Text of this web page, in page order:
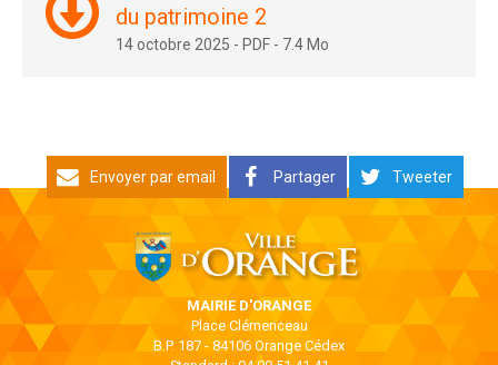
du patrimoine 2
14 octobre 2025 -PDF - 7.4 Mo
Envoyer par email Partager Tweeter
MAIRIE D'ORANGE
Place Clémenceau
B.P. 187 - 84106 Orange Cédex